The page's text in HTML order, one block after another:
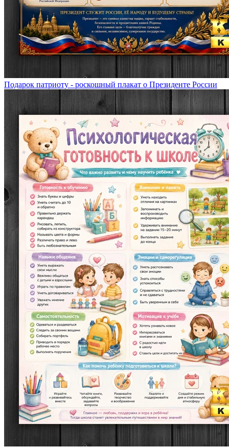
Подарок патриоту - роскошный плакат о Президенте России